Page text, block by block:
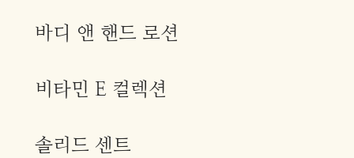
바디 앤 핸드 로션
비타민 E 컬렉션
솔리드 센트